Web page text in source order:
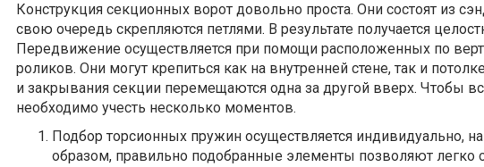
Конструкция секционных ворот довольно проста. Они состоят из
свою очередь скрепляются петлями. В результате получается
Передвижение осуществляется при помощи расположенных по
роликов. Они могут крепиться как на внутренней стене, так и
и закрывания секции перемещаются одна за другой вверх. Чтобы
необходимо учесть несколько моментов.
Подбор торсионных пружин осуществляется индивидуально,
образом, правильно подобранные элементы позволяют легко